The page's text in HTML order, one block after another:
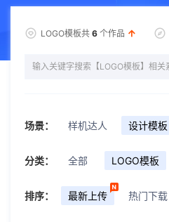
LOGO模板共 6 个作品
场景： 样机达人 设计模板
分类： 全部 LOGO模板
排序： 最新上传 热门下载